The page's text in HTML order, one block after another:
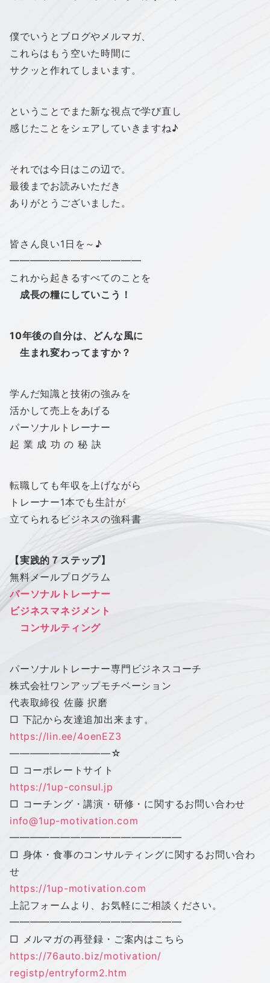
僕でいうとブログやメルマガ、
これらはもう空いた時間に
サクッと作れてしまいます。
ということでまた新な視点で学び直し
感じたことをシェアしていきますね♪
それでは今日はこの辺で。
最後までお読みいただき
ありがとうございました。
皆さん良い1日を～♪
━━━━━━━━━━━━━
これから起きるすべてのことを
成長の糧にしていこう！
10年後の自分は、どんな風に
生まれ変わってますか？
学んだ知識と技術の強みを
活かして売上をあげる
パーソナルトレーナー
起 業 成 功 の 秘 訣
転職しても年収を上げながら
トレーナー1本でも生計が
立てられるビジネスの強科書
【実践的７ステップ】
無料メールプログラム
パーソナルトレーナー
ビジネスマネジメント
コンサルティング
パーソナルトレーナー専門ビジネスコーチ
株式会社 ワンアップモチベーション
代表取締役 佐藤 択磨
□ 下記から友達追加出来ます。
https://lin.ee/4oenEZ3
——————————☆
□ コーポレートサイト
https://1up-consul.jp
□ コーチング・講演・研修・に関するお問い合わせ
info@1up-motivation.com
━━━━━━━━━━━━━━━━━
□ 身体・食事のコンサルティングに関するお問い合わ
せ
https://1up-motivation.com
上記フォームより、お気軽にご相談ください。
━━━━━━━━━━━━━━━━━
□ メルマガの再登録・ご案内はこちら
https://76auto.biz/motivation/
registp/entryform2.htm